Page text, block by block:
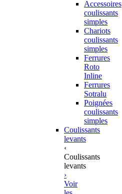
Accessoires
coulissants
simples
Chariots
coulissants
simples
Ferrures
Roto
Inline
Ferrures
Sotralu
Poignées
coulissants
simples
Coulissants
levants
‹
Coulissants
levants
›
Voir